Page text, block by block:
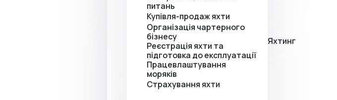
Яхтинг
питань
Купівля-продаж яхти
Організація чартерного
бізнесу
Реєстрація яхти та
підготовка до експлуатації
Працевлаштування
моряків
Страхування яхти